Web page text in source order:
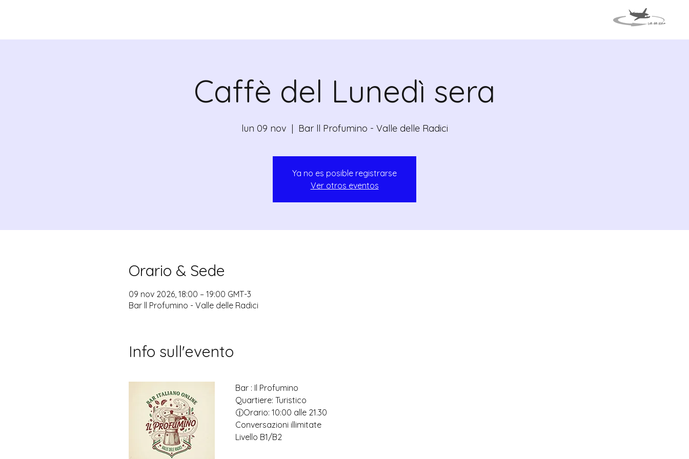
Caffè del Lunedì sera
lun 09 nov
  |
Bar ll Profumino - Valle delle Radici
Ya no es posible registrarse
Ver otros eventos
Orario & Sede
09 nov 2026, 18:00 – 19:00 GMT-3
Bar ll Profumino - Valle delle Radici
Info sull'evento
Bar : Il Profumino
Quartiere: Turistico
🕧Orario: 10:00 alle 21.30
Conversazioni illimitate
Livello B1/B2